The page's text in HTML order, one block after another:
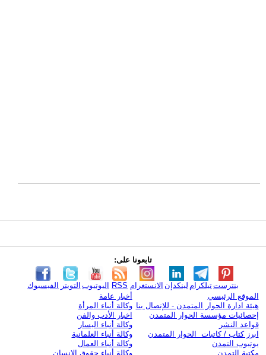
تابعونا على:
الفيسبوك التويتر اليوتيوب RSS الانستغرام لينكدإن تيلكرامبنترست
الموقع الرئيسي
هيئة ادارة الحوار المتمدن - للإتصال بنا
إحصائيات مؤسسة الحوار المتمدن
قواعد النشر
ابرز كتاب / كاتبات الحوار المتمدن
يوتيوب التمدن
مكتبة التمدن
أخبار عامة
وكالة أنباء المرأة
اخبار الأدب والفن
وكالة أنباء اليسار
وكالة أنباء العلمانية
وكالة أنباء العمال
وكالة أنباء حقوق الإنسان